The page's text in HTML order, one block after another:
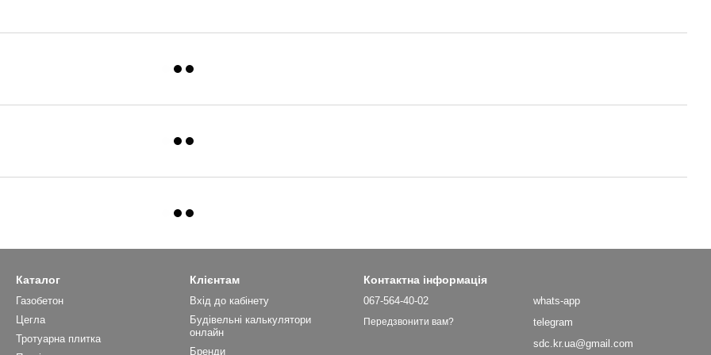
Каталог
Газобетон
Цегла
Тротуарна плитка
Клієнтам
Вхід до кабінету
Будівельні калькулятори
онлайн
Бренди
Контактна інформація
067-564-40-02
Передзвонити вам?
whats-app
telegram
sdc.kr.ua@gmail.com